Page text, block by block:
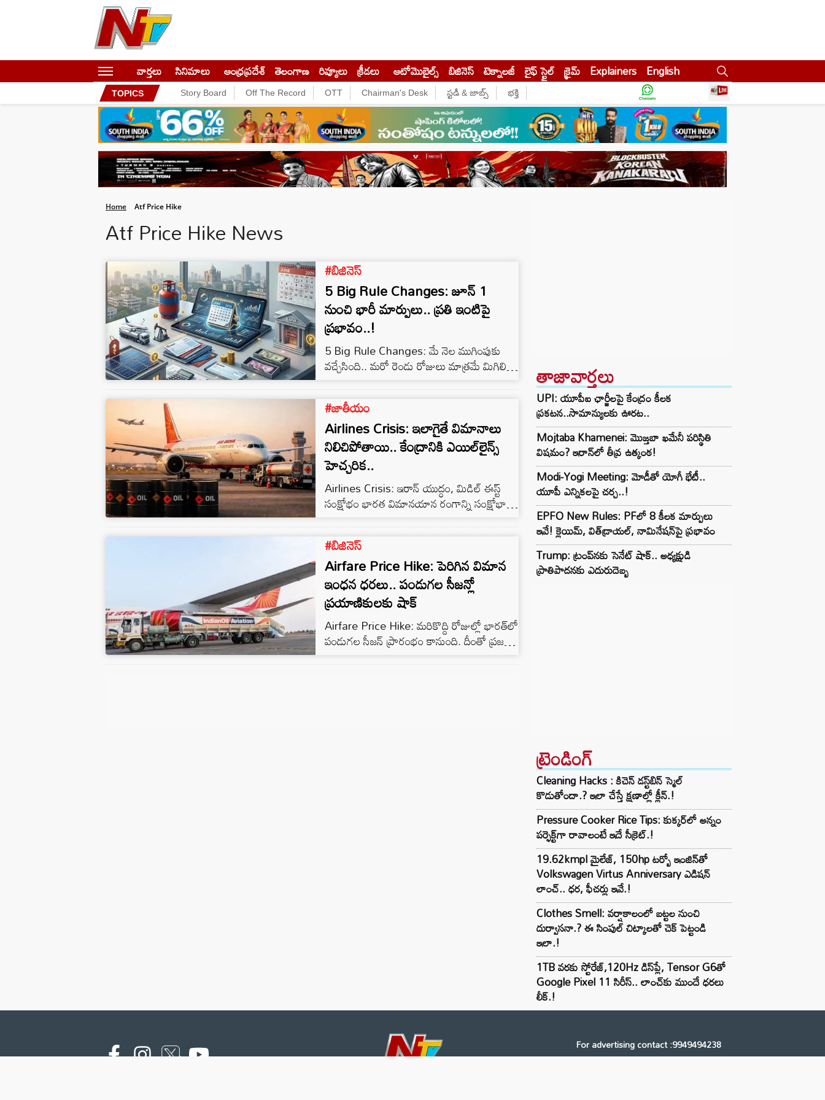
వార్తలు సినిమాలు ఆంధ్రప్రదేశ్ తెలంగాణ రివ్యూలు క్రీడలు ఆటోమొబైల్స్ బిజినెస్‌ టెక్నాలజీ లైఫ్ స్టైల్ క్రైమ్ Explainers English
TOPICS Story Board Off The Record OTT Chairman's Desk స్టడీ & జాబ్స్ భక్తి
Home Atf Price Hike
Atf Price Hike News
#బిజినెస్‌
5 Big Rule Changes: జూన్ 1
నుంచి భారీ మార్పులు.. ప్రతి ఇంటిపై
ప్రభావం..!
5 Big Rule Changes: మే నెల ముగింపుకు
వచ్చేసింది.. మరో రెండు రోజులు మాత్రమే మిగిలి
దేశవ్యాప్తంగా అనేక కీలక నిబంధనల మార్పులు
అమల్లోకి రానున్నాయి. ప్రతి నెలలాగే ఈసారి కూడా
జూన్ 1వ తేదీ నుంచి కొన్ని ముఖ్యమైన ఆర్థిక,
బ్యాంకింగ్ మరియు వినియోగ రంగాలకు
సంబంధించిన మార్పులు ప్రజల దైనందిన జీవితాలపై
ప్రభావం చూపనున్నాయి. ముఖ్యంగా వంటగ్యాస్
ధరలు, విమాన ప్రయాణ ఖర్చులు, బ్యాంకింగ్
సేవలు,…
#జాతీయం
Airlines Crisis: ఇలాగైతే విమానాలు
నిలిచిపోతాయి.. కేంద్రానికి ఎయిల్‌లైన్స్
హెచ్చరిక..
Airlines Crisis: ఇరాన్ యుద్ధం, మిడిల్ ఈస్ట్
సంక్షోభం భారత విమానయాన రంగాన్ని సంక్షోభానికి
నేపథ్యలో ఇంధన ధరల కారణంగా విమాన
కార్యకలాపాలు నిలిచిపోయే పరిస్థితి వస్తుందని కేంద్ర
ప్రభుత్వాన్ని విమాన సంస్థలు హెచ్చరిస్తున్నాయి.
#బిజినెస్‌
Airfare Price Hike: పెరిగిన విమాన
ఇంధన ధరలు.. పండుగల సీజన్లో
ప్రయాణికులకు షాక్
Airfare Price Hike: మరికొద్ది రోజుల్లో భారత్‌లో
పండుగల సీజన్‌ ప్రారంభం కానుంది. దీంతో ప్రజలు
ఉపయోగిస్తారు.
తాజావార్తలు
UPI: యూపీఐ ఛార్జీలపై కేంద్రం కీలక
ప్రకటన..సామాన్యులకు ఊరట..
Mojtaba Khamenei: మొజ్తబా ఖమేనీ పరిస్థితి
విషమం? ఇరాన్‌లో తీవ్ర ఉత్కంఠ!
Modi-Yogi Meeting: మోడీతో యోగీ భేటీ..
యూపీ ఎన్నికలపై చర్చ..!
EPFO New Rules: PFలో 8 కీలక మార్పులు
ఇవే! క్లెయిమ్, విత్‌డ్రాయల్, నామినేషన్‌పై ప్రభావం
Trump: ట్రంప్‌నకు సెనేట్ షాక్.. అధ్యక్షుడి
ప్రాతిపాదనకు ఎదురుదెబ్బ
ట్రెండింగ్‌
Cleaning Hacks : కిచెన్ డస్ట్‌బిన్ స్మెల్
కొడుతోందా.? ఇలా చేస్తే క్షణాల్లో క్లీన్.!
Pressure Cooker Rice Tips: కుక్కర్‌లో అన్నం
పర్ఫెక్ట్‌గా రావాలంటే ఇదే సీక్రెట్.!
19.62kmpl మైలేజ్, 150hp టర్బో ఇంజిన్‌తో
Volkswagen Virtus Anniversary ఎడిషన్
లాంచ్.. ధర, ఫీచర్లు ఇవే.!
Clothes Smell: వర్షాకాలంలో బట్టల నుంచి
దుర్వాసనా.? ఈ సింపుల్ చిట్కాలతో చెక్ పెట్టండి
ఇలా.!
1TB వరకు స్టోరేజ్,120Hz డిస్‌ప్లే, Tensor G6తో
Google Pixel 11 సిరీస్.. లాంచ్⁭కు ముందే ధరలు
లీక్.!
For advertising contact :9949494238
Email: digital@ntvnetwork.com